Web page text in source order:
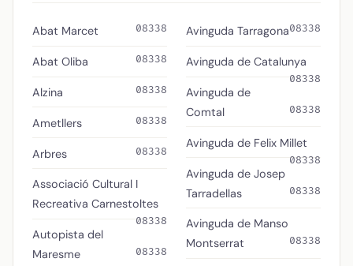
Abat Marcet 08338
Abat Oliba 08338
Alzina 08338
Ametllers 08338
Arbres 08338
Associació Cultural I
Recreativa Carnestoltes
08338
Autopista del
Maresme
08338
Avinguda Tarragona08338
Avinguda de Catalunya
08338
Avinguda de
Comtal
08338
Avinguda de Felix Millet
08338
Avinguda de Josep
Tarradellas
08338
Avinguda de Manso
Montserrat
08338